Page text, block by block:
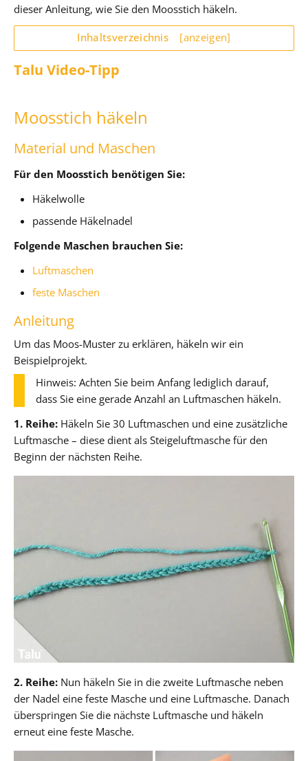
dieser Anleitung, wie Sie den Moosstich häkeln.
Inhaltsverzeichnis [anzeigen]
Talu Video-Tipp
Moosstich häkeln
Material und Maschen
Für den Moosstich benötigen Sie:
Häkelwolle
passende Häkelnadel
Folgende Maschen brauchen Sie:
Luftmaschen
feste Maschen
Anleitung
Um das Moos-Muster zu erklären, häkeln wir ein
Beispielprojekt.
Hinweis: Achten Sie beim Anfang lediglich darauf,
dass Sie eine gerade Anzahl an Luftmaschen häkeln.
1. Reihe: Häkeln Sie 30 Luftmaschen und eine zusätzliche
Luftmasche – diese dient als Steigeluftmasche für den
Beginn der nächsten Reihe.
2. Reihe: Nun häkeln Sie in die zweite Luftmasche neben
der Nadel eine feste Masche und eine Luftmasche. Danach
überspringen Sie die nächste Luftmasche und häkeln
erneut eine feste Masche.